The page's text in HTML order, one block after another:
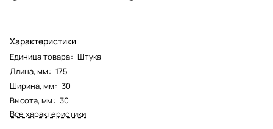
Характеристики
Единица товара: Штука
Длина, мм: 175
Ширина, мм: 30
Высота, мм: 30
Все характеристики